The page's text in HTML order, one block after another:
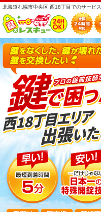
北海道札幌市中央区 西18丁目でのサービス
ホーム
鍵のトラブルから選ぶ
鍵開け
鍵取付
鍵作製
鍵の設置場所から選ぶ
一軒家
アパート
バイク
デスク・ロッカー